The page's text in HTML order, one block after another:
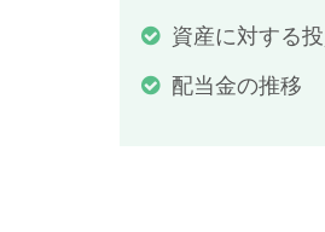
資産に対する
配当金の推移